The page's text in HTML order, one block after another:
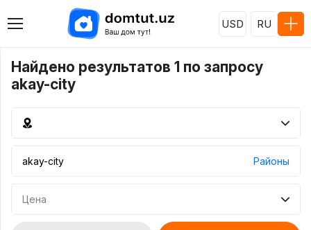
USD RU
Найдено результатов 1 по запросу
akay-city
Районы
Цена